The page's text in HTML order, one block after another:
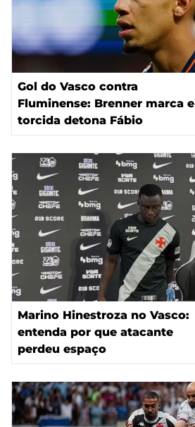
Gol do Vasco contra
Fluminense: Brenner marca e
torcida detona Fábio
Marino Hinestroza no Vasco:
entenda por que atacante
perdeu espaço